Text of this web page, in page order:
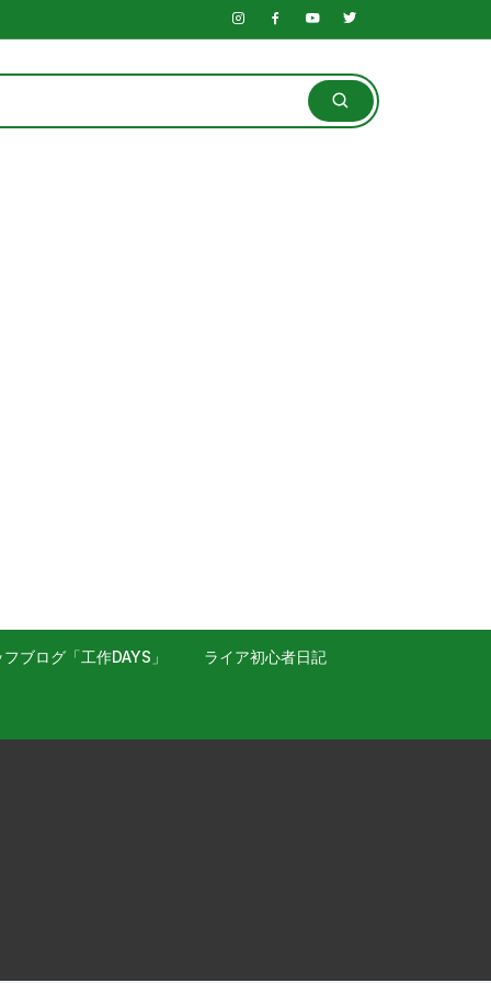
ブログ「工作DAYS」 ライア初心者日記